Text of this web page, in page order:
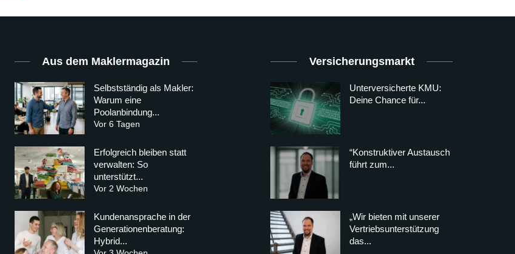
Aus dem Maklermagazin
Selbstständig als Makler:
Warum eine
Poolanbindung...
Vor 6 Tagen
Erfolgreich bleiben statt
verwalten: So
unterstützt...
Vor 2 Wochen
Kundenansprache in der
Generationenberatung:
Hybrid...
Versicherungsmarkt
Unterversicherte KMU:
Deine Chance für...
“Konstruktiver Austausch
führt zum...
„Wir bieten mit unserer
Vertriebsunterstützung
das...